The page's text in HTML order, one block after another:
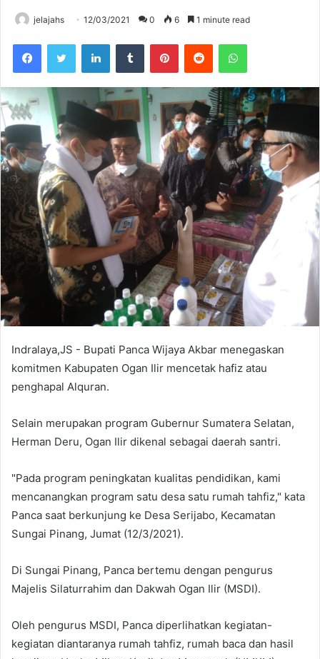
jelajahs 12/03/2021 0 6 1 minute read
Indralaya,JS - Bupati Panca Wijaya Akbar menegaskan
komitmen Kabupaten Ogan Ilir mencetak hafiz atau
penghapal Alquran.
Selain merupakan program Gubernur Sumatera Selatan,
Herman Deru, Ogan Ilir dikenal sebagai daerah santri.
"Pada program peningkatan kualitas pendidikan, kami
mencanangkan program satu desa satu rumah tahfiz," kata
Panca saat berkunjung ke Desa Serijabo, Kecamatan
Sungai Pinang, Jumat (12/3/2021).
Di Sungai Pinang, Panca bertemu dengan pengurus
Majelis Silaturrahim dan Dakwah Ogan Ilir (MSDI).
Oleh pengurus MSDI, Panca diperlihatkan kegiatan-
kegiatan diantaranya rumah tahfiz, rumah baca dan hasil